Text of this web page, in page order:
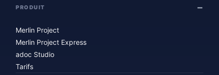
PRODUIT
Merlin Project
Merlin Project Express
adoc Studio
Tarifs